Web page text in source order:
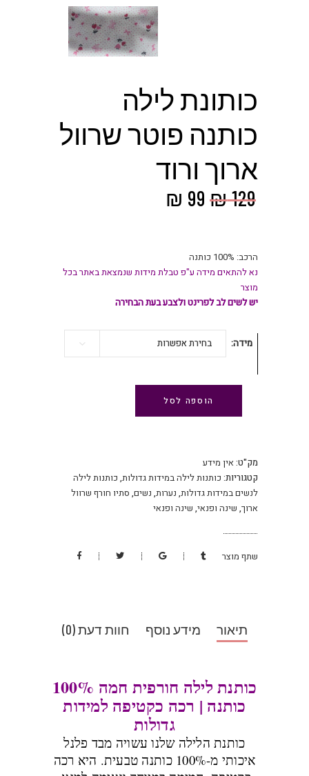
כותונת לילה
כותנה פוטר שרוול
ארוך ורוד
₪129
המחיר
₪ 129.
₪ 99
הרכב: 100% כותנה
נא להתאים מידה ע"פ טבלת מידות שנמצאת באתר בכל
מוצר
יש לשים לב לפרינט ולצבע בעת הבחירה
מידה בחירת אפשרות
הוספה לסל
מק"ט: אין מידע
קטגוריות: כותנות לילה במידות גדולות, כותנות לילה
לנשים במידות גדולות, נערות, נשים, סתיו חורף שרוול
ארוך, שינה ופנאי, שינה ופנאי
שתף מוצר
תיאור מידע נוסף חוות דעת (0)
כותנת לילה חורפית חמה 100%
כותנה | רכה כקטיפה למידות
גדולות
כותנת הלילה שלנו עשויה מבד פלנל
איכותי מ-100% כותנה טבעית. היא רכה